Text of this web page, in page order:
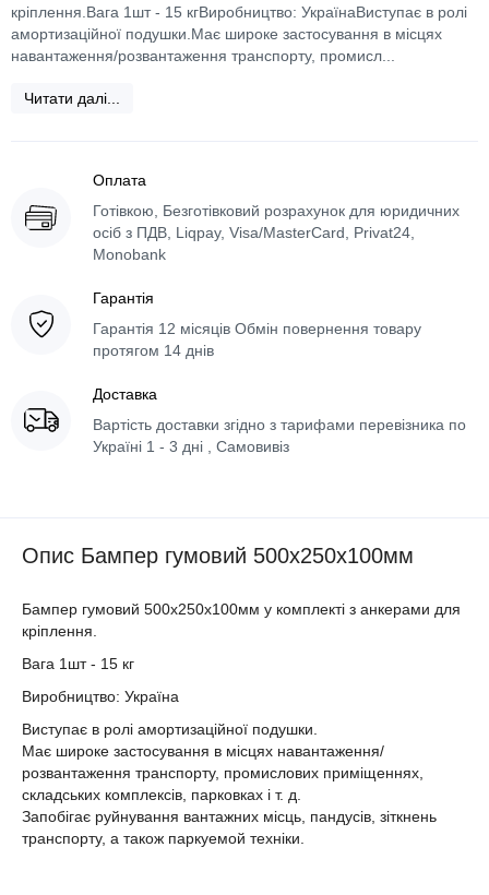
кріплення.Вага 1шт - 15 кгВиробництво: УкраїнаВиступає в ролі
амортизаційної подушки.Має широке застосування в місцях
навантаження/розвантаження транспорту, промисл...
Читати далі...
Оплата
Готівкою, Безготівковий розрахунок для юридичних
осіб з ПДВ, Liqpay, Visa/MasterCard, Privat24,
Monobank
Гарантія
Гарантія 12 місяців Обмін повернення товару
протягом 14 днів
Доставка
Вартість доставки згідно з тарифами перевізника по
Україні 1 - 3 дні , Самовивіз
Опис Бампер гумовий 500х250х100мм
Бампер гумовий 500х250х100мм у комплекті з анкерами для
кріплення.
Вага 1шт - 15 кг
Виробництво: Україна
Виступає в ролі амортизаційної подушки.
Має широке застосування в місцях навантаження/
розвантаження транспорту, промислових приміщеннях,
складських комплексів, парковках і т. д.
Запобігає руйнування вантажних місць, пандусів, зіткнень
транспорту, а також паркуемой техніки.